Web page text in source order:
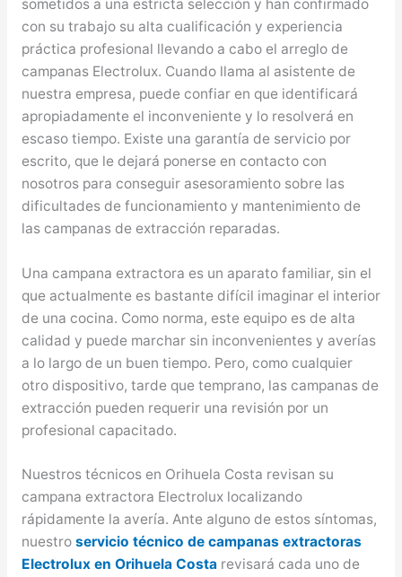
sometidos a una estricta selección y han confirmado
con su trabajo su alta cualificación y experiencia
práctica profesional llevando a cabo el arreglo de
campanas Electrolux. Cuando llama al asistente de
nuestra empresa, puede confiar en que identificará
apropiadamente el inconveniente y lo resolverá en
escaso tiempo. Existe una garantía de servicio por
escrito, que le dejará ponerse en contacto con
nosotros para conseguir asesoramiento sobre las
dificultades de funcionamiento y mantenimiento de
las campanas de extracción reparadas.
Una campana extractora es un aparato familiar, sin el
que actualmente es bastante difícil imaginar el interior
de una cocina. Como norma, este equipo es de alta
calidad y puede marchar sin inconvenientes y averías
a lo largo de un buen tiempo. Pero, como cualquier
otro dispositivo, tarde que temprano, las campanas de
extracción pueden requerir una revisión por un
profesional capacitado.
Nuestros técnicos en Orihuela Costa revisan su
campana extractora Electrolux localizando
rápidamente la avería. Ante alguno de estos síntomas,
nuestro servicio técnico de campanas extractoras
Electrolux en Orihuela Costarevisará cada uno de